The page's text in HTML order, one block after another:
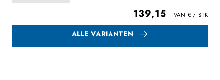
139,15
ALLE VARIANTEN